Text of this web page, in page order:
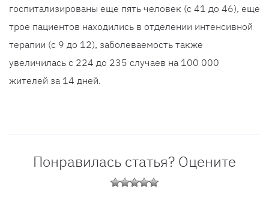
госпитализированы еще пять человек (с 41 до 46), еще
трое пациентов находились в отделении интенсивной
терапии (с 9 до 12), заболеваемость также
увеличилась с 224 до 235 случаев на 100 000
жителей за 14 дней.
Понравилась статья? Оцените